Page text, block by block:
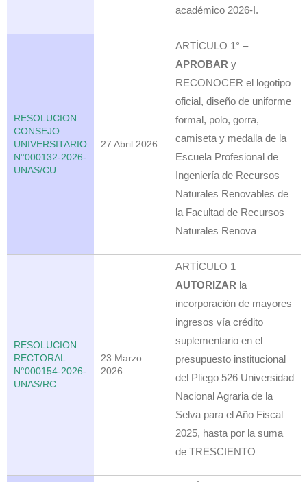
académico 2026-I.
RESOLUCION
CONSEJO
UNIVERSITARIO
N°000132-2026-
UNAS/CU
27 Abril 2026
ARTÍCULO 1° –
APROBARy
RECONOCER el logotipo
oficial, diseño de uniforme
formal, polo, gorra,
camiseta y medalla de la
Escuela Profesional de
Ingeniería de Recursos
Naturales Renovables de
la Facultad de Recursos
Naturales Renova
RESOLUCION
RECTORAL
N°000154-2026-
UNAS/RC
23 Marzo
2026
ARTÍCULO 1 –
AUTORIZARla
incorporación de mayores
ingresos vía crédito
suplementario en el
presupuesto institucional
del Pliego 526 Universidad
Nacional Agraria de la
Selva para el Año Fiscal
2025, hasta por la suma
de TRESCIENTO